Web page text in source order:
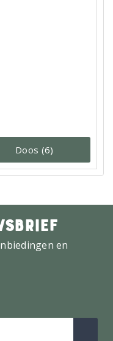
Doos (6)
en